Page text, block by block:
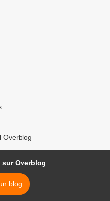
Overblog
sur Overblog
blog